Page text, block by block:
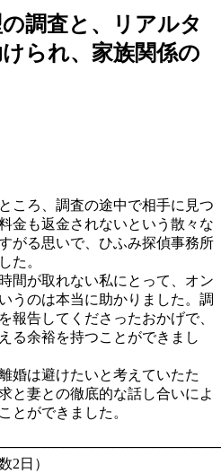
調査と、リアルタ
られ、家族関係の
ころ、調査の途中で相手に見つ
金も返金されないという散々な
がる思いで、ひふみ探偵事務所
た。
間が取れない私にとって、オン
うのは本当に助かりました。調
報告してくださったおかげで、
る余裕を持つことができまし
婚は避けたいと考えていたた
と妻との徹底的な話し合いによ
とができました。
2日）